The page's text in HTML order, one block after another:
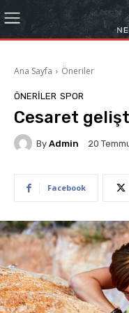
Ana Sayfa Öneriler
ÖNERILER SPOR
Cesaret
By Admin 20
Facebook